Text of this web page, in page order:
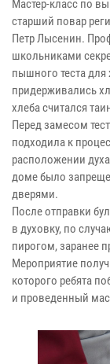
Мастер-класс по
старший повар
Петр Лысенин.
школьниками
пышного теста для
придерживались
хлеба считался
Перед замесом
подходила к
расположении
доме было
дверями.
После отправки
в духовку, по
пирогом, заранее
Мероприятие
которого ребята
и проведенный